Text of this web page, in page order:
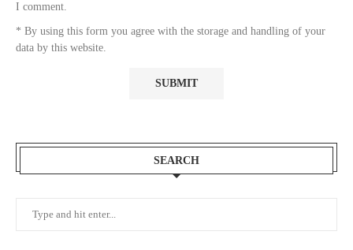
I comment.
* By using this form you agree with the storage and handling of your
data by this website.
SEARCH